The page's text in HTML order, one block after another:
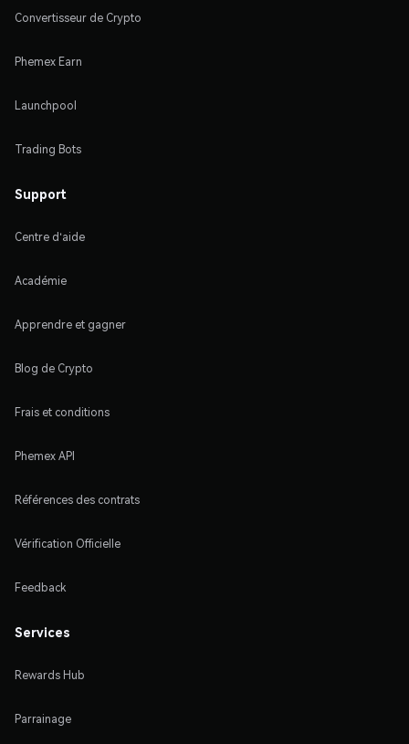
Convertisseur de Crypto
Phemex Earn
Launchpool
Trading Bots
Support
Centre d'aide
Académie
Apprendre et gagner
Blog de Crypto
Frais et conditions
Phemex API
Références des contrats
Vérification Officielle
Feedback
Services
Rewards Hub
Parrainage